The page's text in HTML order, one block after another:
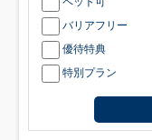
バリアフリー
優待特典
特別プラン